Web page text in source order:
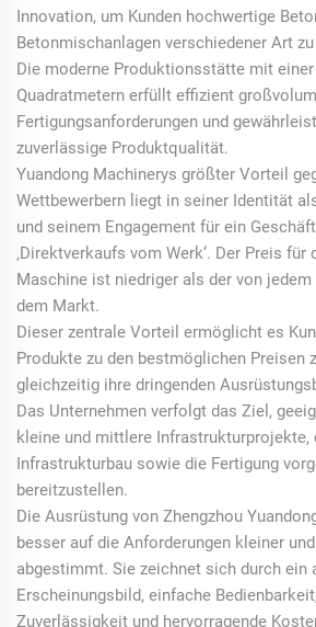
Innovation, um Kunden hochwertige
Betonmischanlagen verschiedener Art
Die moderne Produktionsstätte mit
Quadratmetern erfüllt effizient
Fertigungsanforderungen und
zuverlässige Produktqualität.
Yuandong Machinerys größter Vorteil
Wettbewerbern liegt in seiner Identität
und seinem Engagement für ein
‚Direktverkaufs vom Werk‘. Der Preis
Maschine ist niedriger als der von
dem Markt.
Dieser zentrale Vorteil ermöglicht es
Produkte zu den bestmöglichen Preisen
gleichzeitig ihre dringenden
Das Unternehmen verfolgt das Ziel,
kleine und mittlere Infrastrukturprojekte,
Infrastrukturbau sowie die Fertigung
bereitzustellen.
Die Ausrüstung von Zhengzhou
besser auf die Anforderungen kleiner
abgestimmt. Sie zeichnet sich durch ein
Erscheinungsbild, einfache
Zuverlässigkeit und hervorragende